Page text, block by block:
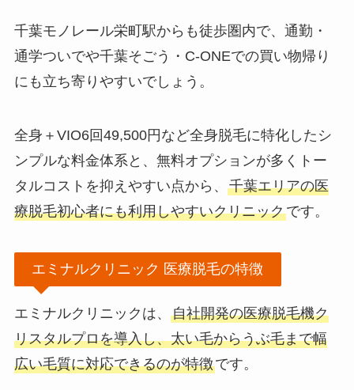
千葉モノレール栄町駅からも徒歩圏内で、通勤・
通学ついでや千葉そごう・C-ONEでの買い物帰り
にも立ち寄りやすいでしょう。
全身＋VIO6回49,500円など全身脱毛に特化したシ
ンプルな料金体系と、無料オプションが多くトー
タルコストを抑えやすい点から、 千葉エリアの医
療脱毛初心者にも利用しやすいクリニックです。
エミナルクリニック 医療脱毛の特徴
エミナルクリニックは、 自社開発の医療脱毛機ク
リスタルプロを導入し、太い毛からうぶ毛まで幅
広い毛質に対応できるのが特徴です。